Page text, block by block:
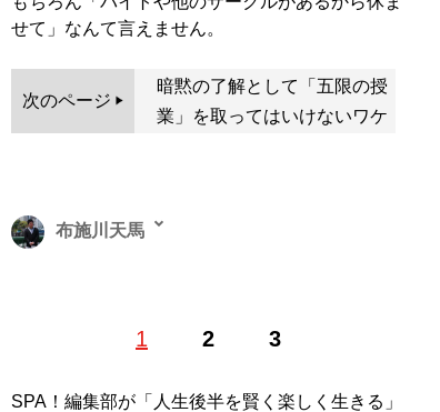
せて」なんて言えません。
次のページ
暗黙の了解として「五限の授
業」を取ってはいけないワケ
1 2 3
布施川天馬
団」評議員。 1997年生まれ。世帯年収300万円台の家庭
末東大合格を果たす。著書に最小コストで結果を出すノ
SPA！編集部が「人生後半を賢く楽しく生きる」